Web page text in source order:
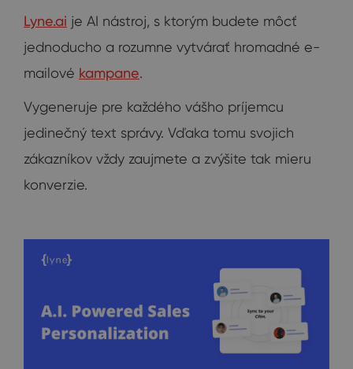
Lyne.ai je AI nástroj, s ktorým budete môcť
jednoducho a rozumne vytvárať hromadné e-
mailové kampane.
Vygeneruje pre každého vášho príjemcu
jedinečný text správy. Vďaka tomu svojich
zákazníkov vždy zaujmete a zvýšite tak mieru
konverzie.